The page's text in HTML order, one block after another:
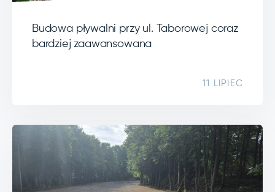
Budowa pływalni przy ul. Taborowej coraz
bardziej zaawansowana
11 LIPIEC